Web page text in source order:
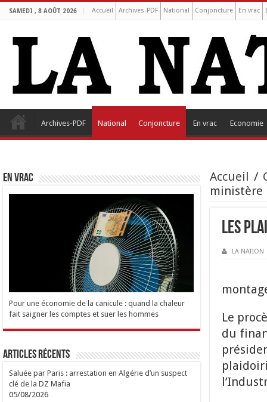
SAMEDI , 8 AOÛT 2026 Accueil Archives-PDF National Conjoncture En vrac
Archives-PDF National Conjoncture En vrac Economie
Accueil /
ministère
Les
LA NATION
Le
du
EN VRAC
Pour une économie de la canicule : quand la chaleur
fait saigner les comptes et suer les hommes
Articles Récents
Saluée par Paris : arrestation en Algérie d’un suspect
clé de la DZ Mafia
05/08/2026